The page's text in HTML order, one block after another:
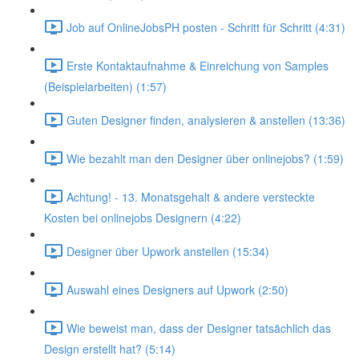
Job auf OnlineJobsPH posten - Schritt für Schritt (4:31)
Erste Kontaktaufnahme & Einreichung von Samples
(Beispielarbeiten) (1:57)
Guten Designer finden, analysieren & anstellen (13:36)
Wie bezahlt man den Designer über onlinejobs? (1:59)
Achtung! - 13. Monatsgehalt & andere versteckte
Kosten bei onlinejobs Designern (4:22)
Designer über Upwork anstellen (15:34)
Auswahl eines Designers auf Upwork (2:50)
Wie beweist man, dass der Designer tatsächlich das
Design erstellt hat? (5:14)